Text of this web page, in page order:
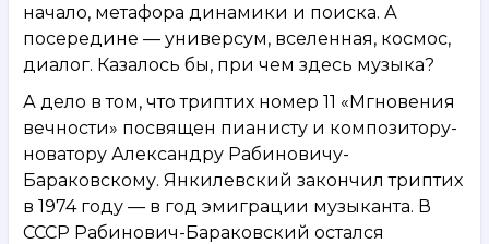
начало, метафора динамики и поиска. А
посередине — универсум, вселенная, космос,
диалог. Казалось бы, при чем здесь музыка?
А дело в том, что триптих номер 11 «Мгновения
вечности» посвящен пианисту и композитору-
новатору Александру Рабиновичу-
Бараковскому. Янкилевский закончил триптих
в 1974 году — в год эмиграции музыканта. В
СССР Рабинович-Бараковский остался